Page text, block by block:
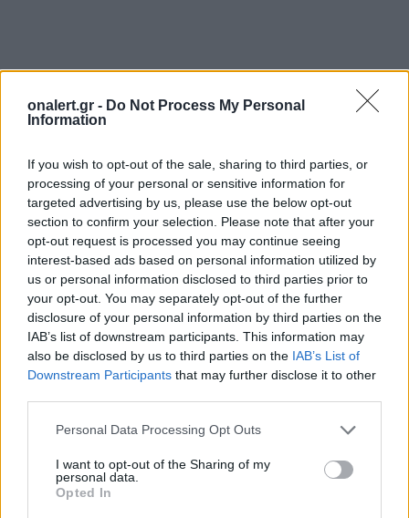
onalert.gr - Do Not Process My Personal
Information
If you wish to opt-out of the sale, sharing to third parties, or
processing of your personal or sensitive information for
targeted advertising by us, please use the below opt-out
section to confirm your selection. Please note that after your
opt-out request is processed you may continue seeing
interest-based ads based on personal information utilized by
us or personal information disclosed to third parties prior to
your opt-out. You may separately opt-out of the further
disclosure of your personal information by third parties on the
IAB’s list of downstream participants. This information may
also be disclosed by us to third parties on the IAB’s List of
Downstream Participants that may further disclose it to other
Personal Data Processing Opt Outs
I want to opt-out of the Sharing of my
personal data.
Opted In
Διάβασε επίσης
Ακολουθήστε το onalert.gr στοGoogle
Newsκαι μάθετε πρώτοι όλες τις ειδήσεις
για την άμυνα.